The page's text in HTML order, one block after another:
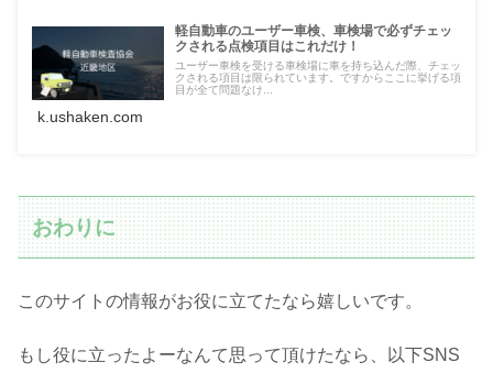
軽自動車のユーザー車検、車検場で必ずチェッ
クされる点検項目はこれだけ！
ユーザー車検を受ける車検場に車を持ち込んだ際、チェッ
クされる項目は限られています。ですからここに挙げる項
目が全て問題なけ...
k.ushaken.com
おわりに
このサイトの情報がお役に立てたなら嬉しいです。
もし役に立ったよーなんて思って頂けたなら、以下SNS